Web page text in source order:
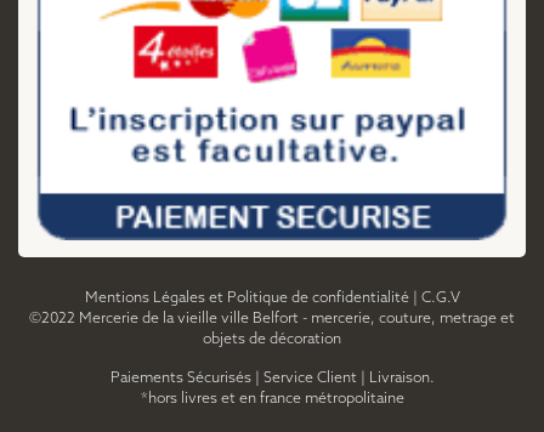
Mentions Légales et Politique de confidentialité| C.G.V
©2022 Mercerie de la vieille ville Belfort - mercerie, couture, metrage et
objets de décoration
Paiements Sécurisés| Service Client | Livraison.
*hors livres et en france métropolitaine